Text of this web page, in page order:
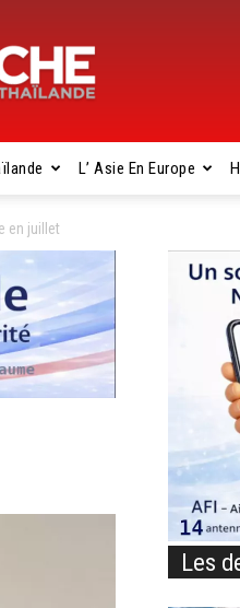
L’ Asie En Europe
en juillet
Les